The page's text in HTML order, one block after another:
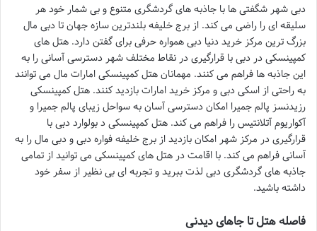
دبی شهر شگفتی ها با جاذبه های گردشگری متنوع و بی شمار خود هر
سلیقه ای را راضی می کند. از برج خلیفه بلندترین سازه جهان تا دبی مال
بزرگ ترین مرکز خرید دنیا دبی همواره حرفی برای گفتن دارد. هتل های
کمپینسکی در دبی با قرارگیری در نقاط مختلف شهر دسترسی آسانی را به
این جاذبه ها فراهم می کنند. مهمانان هتل کمپینسکی امارات مال می توانند
به راحتی از اسکی دبی و مرکز خرید امارات بازدید کنند. هتل کمپینسکی
رزیدنسز پالم جمیرا امکان دسترسی آسان به سواحل زیبای پالم جمیرا و
آکواریوم آتلانتیس را فراهم می کند. هتل کمپینسکی د بولوارد دبی با
قرارگیری در مرکز شهر امکان بازدید از برج خلیفه فواره دبی و دبی مال را به
آسانی فراهم می کند. با اقامت در هتل های کمپینسکی می توانید از تمامی
جاذبه های گردشگری دبی لذت ببرید و تجربه ای بی نظیر از سفر خود
داشته باشید.
فاصله هتل تا جاهای دیدنی